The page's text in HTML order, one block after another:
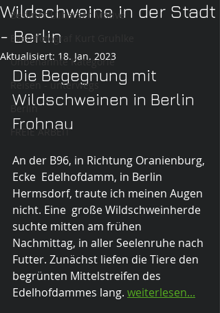
Berliner Lübarser Motive
Eventfotograf Kurt Gruhlke
Unbenannte Kategorie
Reisen - unterwegs
Berlin
FREIE ARBEIT
Wildschweine in der Stadt
- Berlin
Aktualisiert: 18. Jan. 2023
Die Begegnung mit
Wildschweinen in Berlin
Frohnau
An der B96, in Richtung Oranienburg,
Ecke  Edelhofdamm, in Berlin
Hermsdorf, traute ich meinen Augen
nicht. Eine  große Wildschweinherde
suchte mitten am frühen
Nachmittag, in aller Seelenruhe nach
Futter. Zunächst liefen die Tiere den
begrünten Mittelstreifen des
Edelhofdammes lang. weiterlesen...